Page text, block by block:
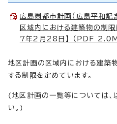
広島圏都市計画（広島平和記
区域内における建築物の制
7年2月28日】 （PDF
地区計画の区域内における建築
する制限を定めています。
(地区計画の一覧等については、
い。)